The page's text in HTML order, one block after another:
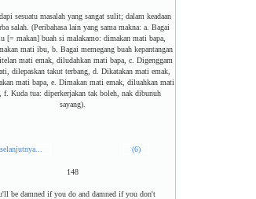
sesuatu masalah yang sangat sulit; dalam keadaan
salah. (Peribahasa lain yang sama makna: a. Bagai
[= makan] buah si malakamo: dimakan mati bapa,
mati ibu, b. Bagai memegang buah kepantangan
mati emak, diludahkan mati bapa, c. Digenggam
dilepaskan takut terbang, d. Dikatakan mati emak,
mati bapa, e. Dimakan mati emak, diluahkan mati
f. Kuda tua: diperkerjakan tak boleh, nak dibunuh
sayang).
(6)
148
be damned if you do and damned if you don't